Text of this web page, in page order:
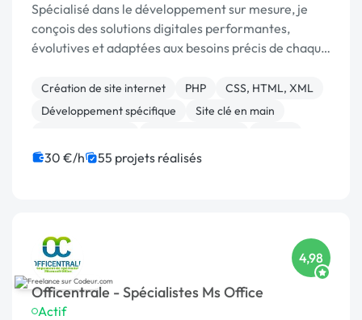
Spécialisé dans le développement sur mesure, je
conçois des solutions digitales performantes,
évolutives et adaptées aux besoins précis de chaque
Création de site internet PHP
CSS, HTML, XML
Développement spécifique
Site clé en main
Gestion site web
JavaScript
30 €/h 55 projets réalisés
Officentrale - Spécialistes Ms Office
Actif
4,98